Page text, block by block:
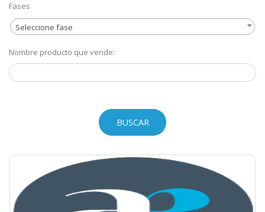
Fases
Seleccione fase
Nombre producto que vende: